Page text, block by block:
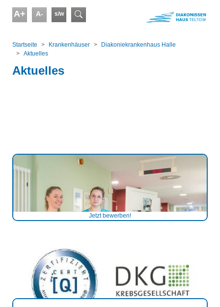
A+ A- s/w Suchformular
Startseite
Kranken­häuser
Diakoniekrankenhaus Halle
Aktuelles
Aktuelles
Jetzt bewerben!